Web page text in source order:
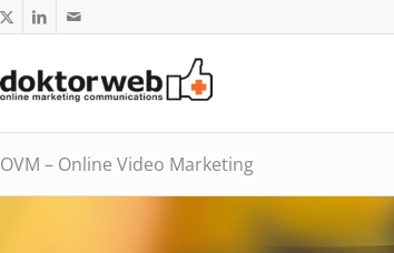
OVM – Online Video Marketing